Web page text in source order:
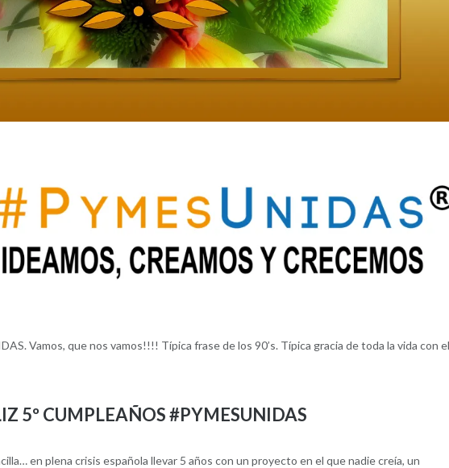
Vamos, que nos vamos!!!! Típica frase de los 90’s. Típica gracia de toda la vida con
5º CUMPLEAÑOS #PYMESUNIDAS
en plena crisis española llevar 5 años con un proyecto en el que nadie creía, un